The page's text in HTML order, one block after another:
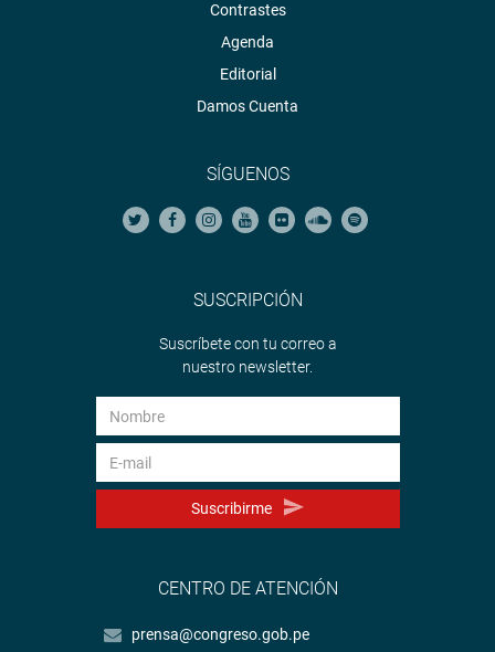
Contrastes
Agenda
Editorial
Damos Cuenta
SÍGUENOS
SUSCRIPCIÓN
Suscríbete con tu correo a
nuestro newsletter.
Suscribirme
CENTRO DE ATENCIÓN
prensa@congreso.gob.pe